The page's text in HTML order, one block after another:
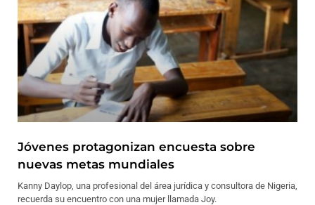
Jóvenes protagonizan encuesta sobre
nuevas metas mundiales
Kanny Daylop, una profesional del área jurídica y consultora de Nigeria,
recuerda su encuentro con una mujer llamada Joy.